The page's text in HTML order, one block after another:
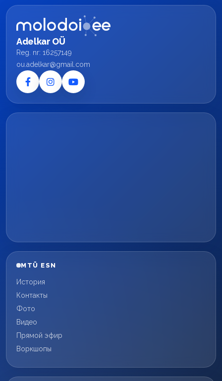
Adelkar OÜ
Reg. nr: 16257149
ou.adelkar@gmail.com
MTÜ ESN
История
Контакты
Фото
Видео
Прямой эфир
Воркшопы